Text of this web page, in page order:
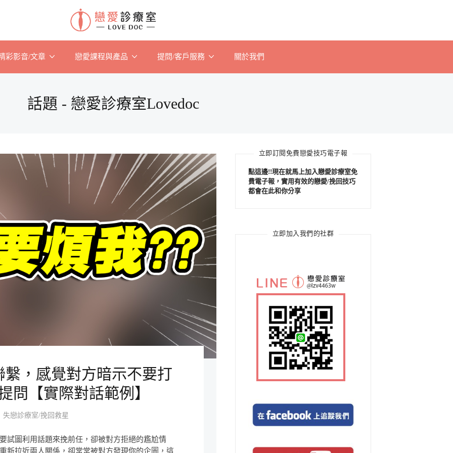
彩影音/文章 戀愛課程與產品 提問/客戶服務 關於我們
話題 - 戀愛診療室Lovedoc
，感覺對方暗示不要打
問【實際對話範例】
失戀診療室/挽回救星
試圖利用話題來挽前任，卻被對方拒絕的尷尬情
新拉近兩人關係，卻常常被對方發現你的企圖，這
立即訂閱免費戀愛技巧電子報
點這邊!!現在就馬上加入戀愛診療室免
費電子報，實用有效的戀愛/挽回技巧
都會在此和你分享
立即加入我們的社群